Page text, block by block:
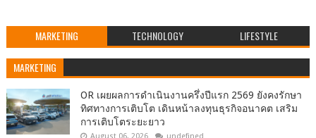
MARKETING TECHNOLOGY LIFESTYLE
MARKETING
OR เผยผลการดำเนินงานครึ่งปีแรก 2569 ยังคงรักษา
ทิศทางการเติบโต เดินหน้าลงทุนธุรกิจอนาคต เสริม
การเติบโตระยะยาว
August 06, 2026 undefined